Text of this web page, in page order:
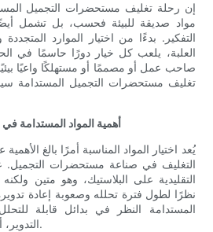
إن رحلة تغليف مستحضرات التجميل
مواد صديقة للبيئة فحسب، بل تشمل
التفكير. بدءًا من اختيار الموارد
العلبة، يلعب كل خيار دورًا حاسمًا في
صاحب عمل أو مصممًا أو مستهلكًا واعيًا
تغليف مستحضرات التجميل المستدامة
أهمية المواد المستدامة
يُعد اختيار المواد المناسبة أمرًا بالغ
التغليف في صناعة مستحضرات التجميل.
التقليدية على البلاستيك، وهو متين
نظرًا لطول فترة تحلله وصعوبة إعادة
المستدامة النظر في بدائل قابلة
التدوير، أو مشتقة من موارد متجددة.